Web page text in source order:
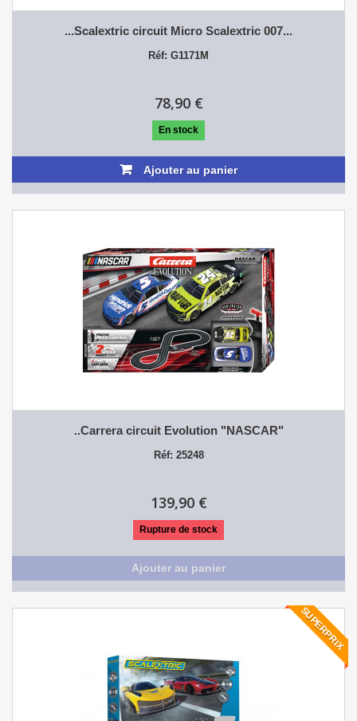
...Scalextric circuit Micro Scalextric 007...
Réf: G1171M
78,90 €
En stock
Ajouter au panier
..Carrera circuit Evolution "NASCAR"
Réf: 25248
139,90 €
Rupture de stock
Ajouter au panier
SUPERPRIX